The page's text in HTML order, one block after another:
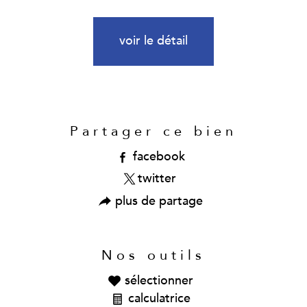
voir le détail
Partager ce bien
facebook
twitter
plus de partage
Nos outils
sélectionner
calculatrice